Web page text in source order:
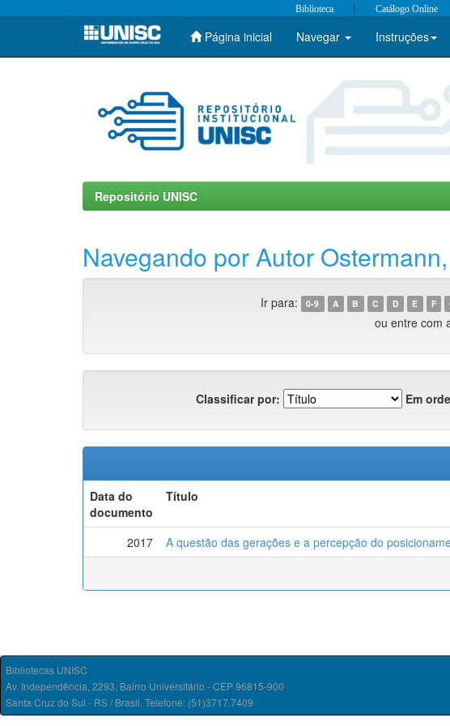
Skip
Biblioteca | Catálogo Online
Página inicial Navegar Instruções
Repositório UNISC
Navegando por Autor
Ir para: 0-9 A B C D E F
ou entre com
Classificar por: Em
Data do
documento
Título
2017 A questão das gerações e a percepção do
Bibliotecas UNISC
Av. Independência, 2293, Bairro Universitário - CEP 96815-900
Santa Cruz do Sul - RS / Brasil. Telefone: (51)3717.7409